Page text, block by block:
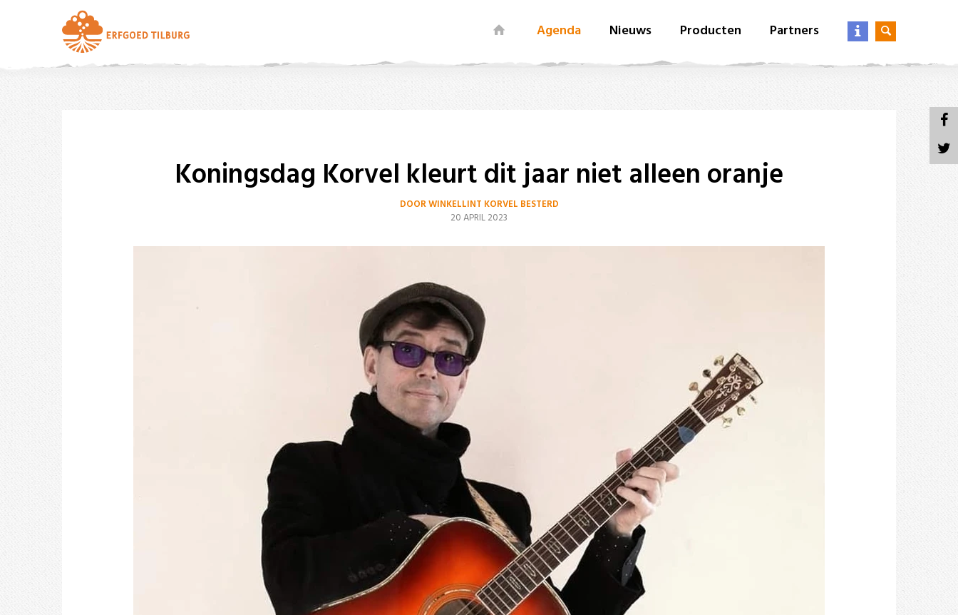
Agenda Nieuws Producten Partners
Koningsdag Korvel kleurt dit jaar niet alleen oranje
DOOR WINKELLINT KORVEL BESTERD
20 APRIL 2023